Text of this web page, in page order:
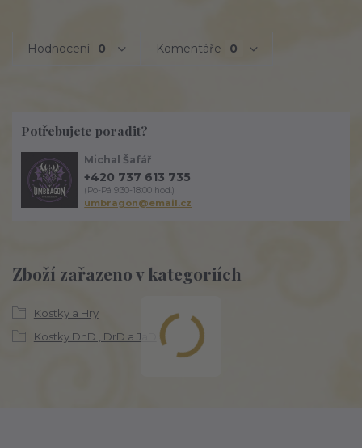
Hodnocení 0 Komentáře 0
Zboží zařazeno v kategoriích
Kostky a Hry
Kostky DnD , DrD a JaD
Potřebujete poradit?
Michal Šafář
+420 737 613 735
(Po-Pá 9:30-18:00 hod.)
umbragon@email.cz